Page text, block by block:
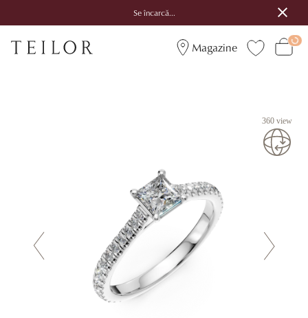
Se încarcă...
Magazine
360 view